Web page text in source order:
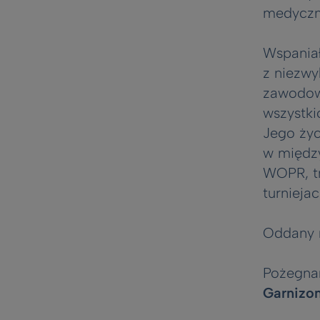
z
Jego
w
WOPR,
Oddany